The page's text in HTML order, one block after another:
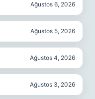
Ağustos 6, 2026
Ağustos 5, 2026
Ağustos 4, 2026
Ağustos 3, 2026